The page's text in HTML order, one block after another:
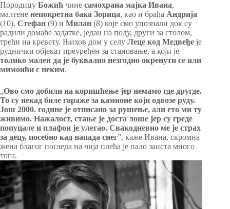
Породицу Божић чине самохрана мајка Ивана,
малтене непокретна бака Зорица, као и браћа Андрија
(10), Стефан (9) и Милан (8) које смо упознали док су
радили домаће задатке, један на поду, други за столом,
трећи на кревету. Њихов дом у селу Леце код Медвеђе је
руднички објекат преуређен за становање, а који је
толико мален да је буквално незгодно окренути се или
мимоићи с неким.
„Ово смо добили на коришћење јер немамо где другде.
То су некад биле гараже за камионе који одвозе руду.
Још 2000. године је отписано за рушење, али ето ми ту
живимо. Нажалост, стање је доста лоше јер су греде
попуцале и плафон је улегао. Свакодневно ме је страх
за децу, посебно кад напада снег”, каже Ивана, скромна
жена благог погледа на чија плећа је пало заиста много
тога.